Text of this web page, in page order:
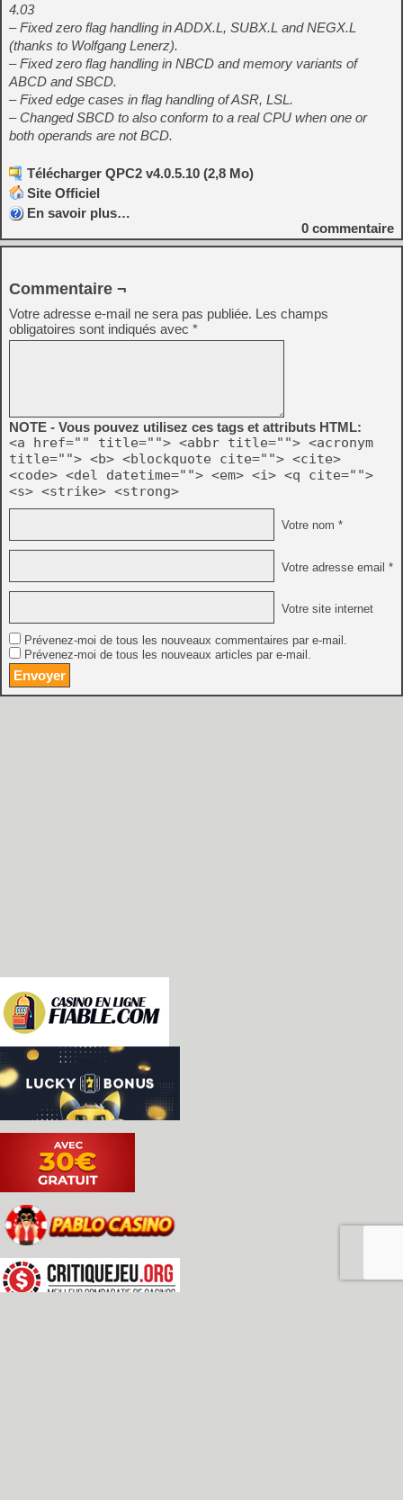
4.03
– Fixed zero flag handling in ADDX.L, SUBX.L and NEGX.L
(thanks to Wolfgang Lenerz).
– Fixed zero flag handling in NBCD and memory variants of
ABCD and SBCD.
– Fixed edge cases in flag handling of ASR, LSL.
– Changed SBCD to also conform to a real CPU when one or
both operands are not BCD.
Télécharger QPC2 v4.0.5.10 (2,8 Mo)
Site Officiel
En savoir plus…
0 commentaire
Commentaire ¬
Votre adresse e-mail ne sera pas publiée. Les champs
obligatoires sont indiqués avec *
NOTE - Vous pouvez utilisez ces tags et attributs HTML:
<a href="" title=""> <abbr title=""> <acronym
title=""> <b> <blockquote cite=""> <cite>
<code> <del datetime=""> <em> <i> <q cite="">
<s> <strike> <strong>
Votre nom *
Votre adresse email *
Votre site internet
Prévenez-moi de tous les nouveaux commentaires par e-mail.
Prévenez-moi de tous les nouveaux articles par e-mail.